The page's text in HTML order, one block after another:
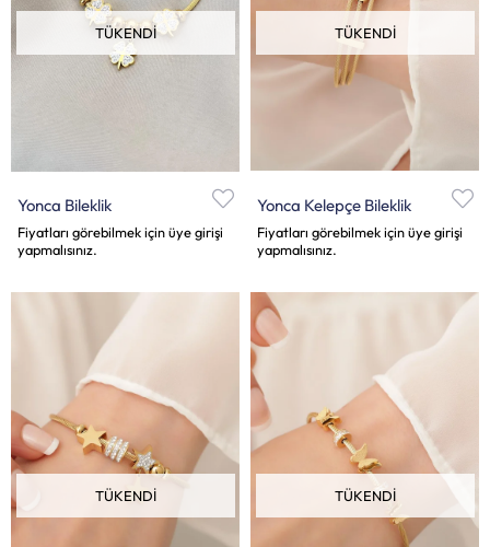
TÜKENDI
Yonca Bileklik
Fiyatları görebilmek için üye girişi
yapmalısınız.
TÜKENDI
Yonca Kelepçe Bileklik
Fiyatları görebilmek için üye girişi
yapmalısınız.
TÜKENDI TÜKENDI